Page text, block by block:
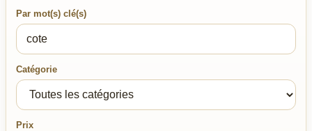
Par mot(s) clé(s)
Catégorie
Prix